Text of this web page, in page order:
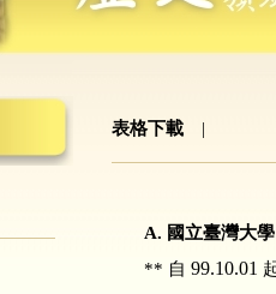
表格下載|
A. 國立臺灣大
** 自 99.10.01